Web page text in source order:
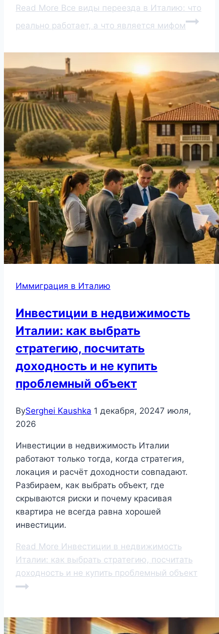
Read More Все виды переезда в Италию: что
реально работает, а что является мифом
Иммиграция в Италию
Инвестиции в недвижимость
Италии: как выбрать
стратегию, посчитать
доходность и не купить
проблемный объект
BySerghei Kaushka 1 декабря, 20247 июля,
2026
Инвестиции в недвижимость Италии
работают только тогда, когда стратегия,
локация и расчёт доходности совпадают.
Разбираем, как выбрать объект, где
скрываются риски и почему красивая
квартира не всегда равна хорошей
инвестиции.
Read More Инвестиции в недвижимость
Италии: как выбрать стратегию, посчитать
доходность и не купить проблемный объект